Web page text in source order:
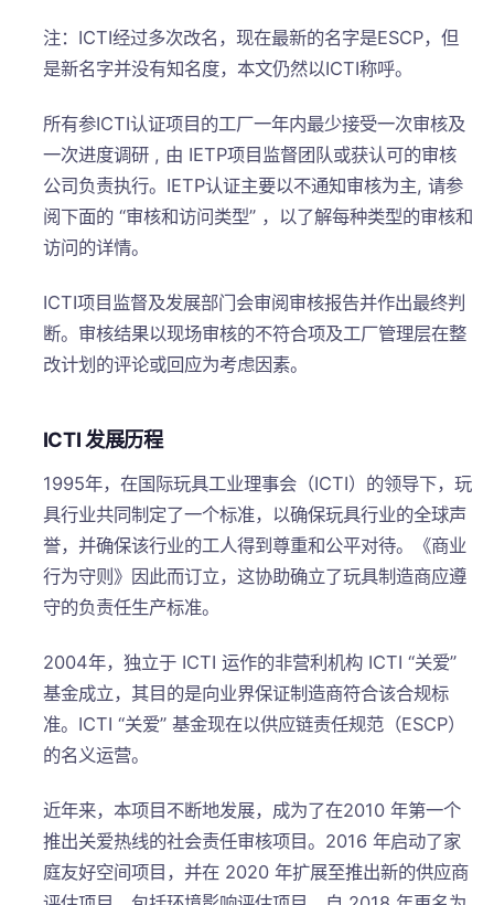
注：ICTI经过多次改名，现在最新的名字是ESCP，但
是新名字并没有知名度，本文仍然以ICTI称呼。
所有参ICTI认证项目的工厂一年内最少接受一次审核及
一次进度调研 , 由 IETP项目监督团队或获认可的审核
公司负责执行。IETP认证主要以不通知审核为主, 请参
阅下面的 “审核和访问类型” ，以了解每种类型的审核和
访问的详情。
ICTI项目监督及发展部门会审阅审核报告并作出最终判
断。审核结果以现场审核的不符合项及工厂管理层在整
改计划的评论或回应为考虑因素。
ICTI 发展历程
1995年，在国际玩具工业理事会（ICTI）的领导下，玩
具行业共同制定了一个标准，以确保玩具行业的全球声
誉，并确保该行业的工人得到尊重和公平对待。《商业
行为守则》因此而订立，这协助确立了玩具制造商应遵
守的负责任生产标准。
2004年，独立于 ICTI 运作的非营利机构 ICTI “关爱”
基金成立，其目的是向业界保证制造商符合该合规标
准。ICTI “关爱” 基金现在以供应链责任规范（ESCP）
的名义运营。
近年来，本项目不断地发展，成为了在2010 年第一个
推出关爱热线的社会责任审核项目。2016 年启动了家
庭友好空间项目，并在 2020 年扩展至推出新的供应商